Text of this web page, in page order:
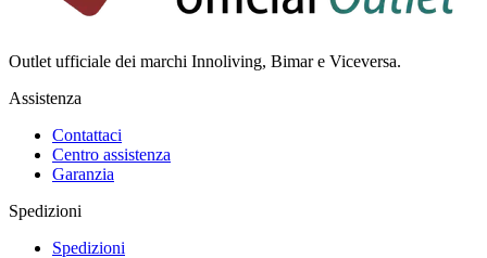
Outlet ufficiale dei marchi Innoliving, Bimar e Viceversa.
Assistenza
Contattaci
Centro assistenza
Garanzia
Spedizioni
Spedizioni